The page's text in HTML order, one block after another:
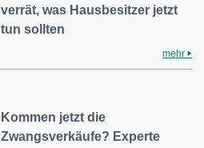
verrät, was Hausbesitzer jetzt
tun sollten
mehr
Kommen jetzt die
Zwangsverkäufe? Experte